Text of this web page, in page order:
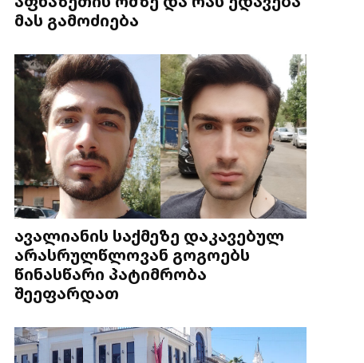
მას გამოძიება
ავალიანის საქმეზე დაკავებულ
არასრულწლოვან გოგოებს
წინასწარი პატიმრობა
შეეფარდათ